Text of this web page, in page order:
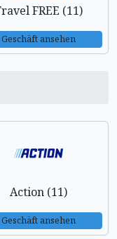
FREE (11)
Geschäft ansehen
Action (11)
Geschäft ansehen